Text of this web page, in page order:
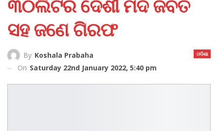
୩୦ଲିଟର ଦେଶୀ ମଦ ଜବତ
ସହ ଜଣେ ଗିରଫ
ଓଡିଶା
By Koshala Prabaha
On Saturday 22nd January 2022, 5:40 pm